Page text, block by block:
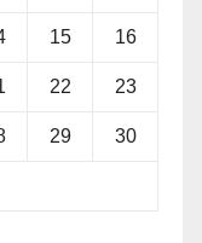
15 16
22 23
29 30